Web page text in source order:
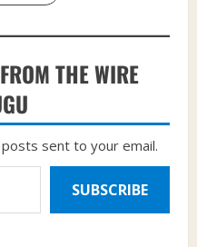
THE WIRE
sent to your email.
SUBSCRIBE